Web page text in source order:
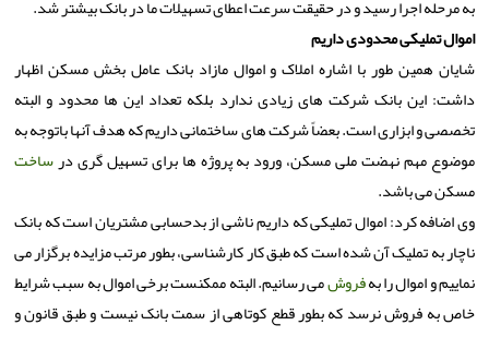
به مرحله اجرا رسید و در حقیقت سرعت اعطای تسهیلات ما در بانک بیشتر شد.
اموال تملیکی محدودی داریم
شایان همین طور با اشاره املاک و اموال مازاد بانک عامل بخش مسکن اظهار
داشت: این بانک شرکت های زیادی ندارد بلکه تعداد این ها محدود و البته
تخصصی و ابزاری است. بعضاً شرکت های ساختمانی داریم که هدف آنها باتوجه به
موضوع مهم نهضت ملی مسکن، ورود به پروژه ها برای تسهیل گری درساخت
مسکن می باشد.
وی اضافه کرد: اموال تملیکی که داریم ناشی از بدحسابی مشتریان است که بانک
ناچار به تملیک آن شده است که طبق کار کارشناسی، بطور مرتب مزایده برگزار می
نماییم و اموال را بهفروشمی رسانیم. البته ممکنست برخی اموال به سبب شرایط
خاص به فروش نرسد که بطور قطع کوتاهی از سمت بانک نیست و طبق قانون و